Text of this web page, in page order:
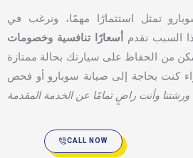
تمثل استثمارًا مهمًا، ونرغب في
السبب نقدم
أسعارًا تنافسية وخصومات
من الحفاظ على سيارتك بحالة ممتازة
كنت بحاجة إلى صيانة سوبارو أو فحص
CALL NOW